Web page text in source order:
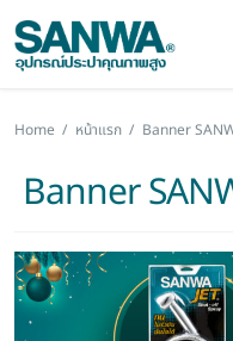
Home / หน้าแรก / Banner
Banner